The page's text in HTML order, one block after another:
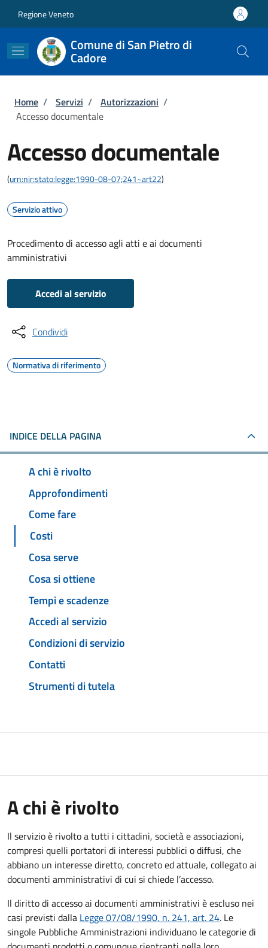
Regione Veneto
Comune di San Pietro di
Cadore
Briciole di pane
Home / Servizi / Autorizzazioni /
Accesso documentale
Accesso documentale
(urn:nir:stato:legge:1990-08-07;241~art22)
Servizio attivo
Procedimento di accesso agli atti e ai documenti
amministrativi
Accedi al servizio
Condividi
Normativa di riferimento
INDICE DELLA PAGINA
A chi è rivolto
Approfondimenti
Come fare
Costi
Cosa serve
Cosa si ottiene
Tempi e scadenze
Accedi al servizio
Condizioni di servizio
Contatti
Strumenti di tutela
A chi è rivolto
Il servizio è rivolto a tutti i cittadini, società e associazioni,
compresi quelli portatori di interessi pubblici o diffusi, che
abbiano un interesse diretto, concreto ed attuale, collegato ai
documenti amministrativi di cui si chiede l’accesso.
Il diritto di accesso ai documenti amministrativi è escluso nei
casi previsti dalla Legge 07/08/1990, n. 241, art. 24. Le
singole Pubbliche Amministrazioni individuano le categorie di